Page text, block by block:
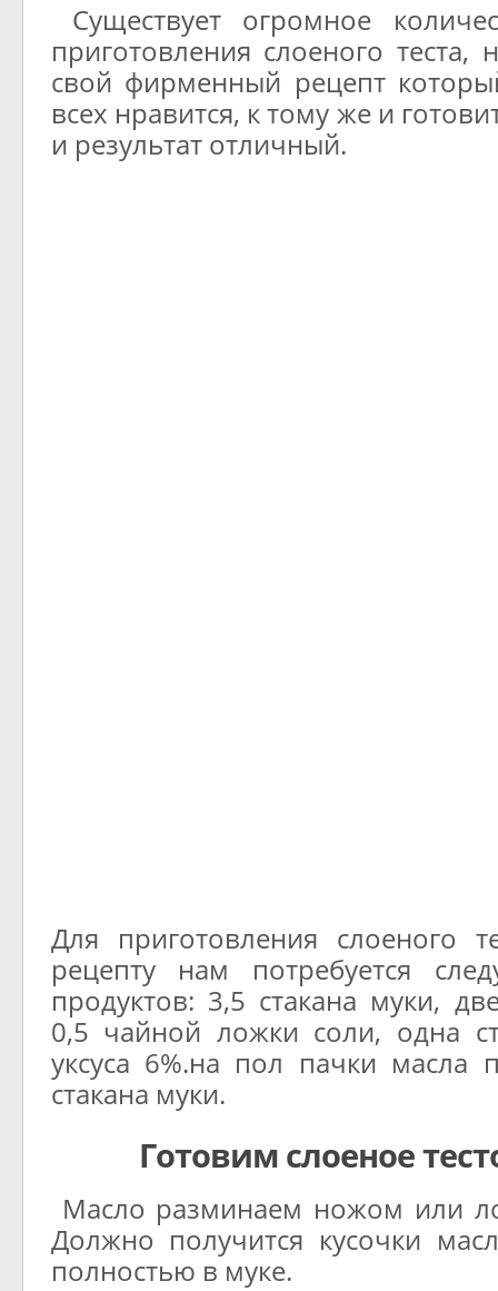
Существует огромное
приготовления слоеного теста,
свой фирменный рецепт
всех нравится, к тому же и
и результат отличный.
Для приготовления слоеного
рецепту нам потребуется
продуктов: 3,5 стакана муки,
0,5 чайной ложки соли, одна
уксуса 6%.на пол пачки масла
стакана муки.
Готовим слоеное
Масло разминаем ножом или
Должно получится кусочки
полностью в муке.